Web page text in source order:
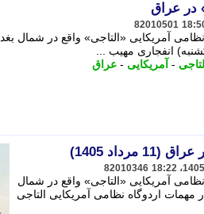
در عراق
82010501
نظامی آمریکایی «التاجی» واقع در شمال
انفجاری مهیب ...
التاجی - آمریکایی - عراق
1405)
82010346
نظامی آمریکایی «التاجی» واقع در شمال
مهمات اردوگاه نظامی آمریکایی التاجی